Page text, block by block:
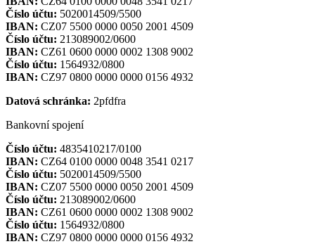
Číslo účtu: 5020014509/5500
IBAN: CZ07 5500 0000 0050 2001 4509
Číslo účtu: 213089002/0600
IBAN: CZ61 0600 0000 0002 1308 9002
Číslo účtu: 1564932/0800
IBAN: CZ97 0800 0000 0000 0156 4932
Datová schránka: 2pfdfra
Bankovní spojení
Číslo účtu: 4835410217/0100
IBAN: CZ64 0100 0000 0048 3541 0217
Číslo účtu: 5020014509/5500
IBAN: CZ07 5500 0000 0050 2001 4509
Číslo účtu: 213089002/0600
IBAN: CZ61 0600 0000 0002 1308 9002
Číslo účtu: 1564932/0800
IBAN: CZ97 0800 0000 0000 0156 4932